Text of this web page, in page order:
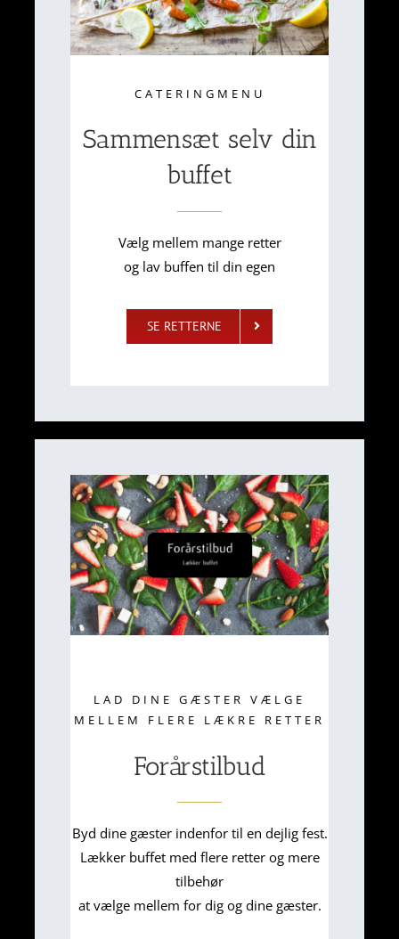
CATERINGMENU
Sammensæt selv din
buffet
Vælg mellem mange retter
og lav buffen til din egen
SE RETTERNE
LAD DINE GÆSTER VÆLGE
MELLEM FLERE LÆKRE RETTER
Forårstilbud
Byd dine gæster indenfor til en dejlig fest.
Lækker buffet med flere retter og mere
tilbehør
at vælge mellem for dig og dine gæster.